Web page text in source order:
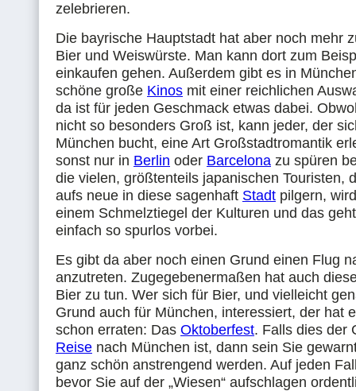
zelebrieren.
Die bayrische Hauptstadt hat aber noch mehr
Bier und Weiswürste. Man kann dort zum
einkaufen gehen. Außerdem gibt es in
schöne große Kinos mit einer reichlichen
da ist für jeden Geschmack etwas dabei.
nicht so besonders Groß ist, kann jeder, der
München bucht, eine Art Großstadtromantik
sonst nur in Berlin oder Barcelona zu spüren
die vielen, größtenteils japanischen Touristen,
aufs neue in diese sagenhaft Stadt pilgern,
einem Schmelztiegel der Kulturen und das
einfach so spurlos vorbei.
Es gibt da aber noch einen Grund einen Flug
anzutreten. Zugegebenermaßen hat auch
Bier zu tun. Wer sich für Bier, und vielleicht
Grund auch für München, interessiert, der hat
schon erraten: Das Oktoberfest. Falls dies der
Reise nach München ist, dann sein Sie
ganz schön anstrengend werden. Auf jeden
bevor Sie auf der „Wiesen“ aufschlagen